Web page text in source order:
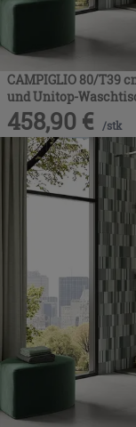
CAMPIGLIO 80/T39
und Unitop-
458,90 € /stk